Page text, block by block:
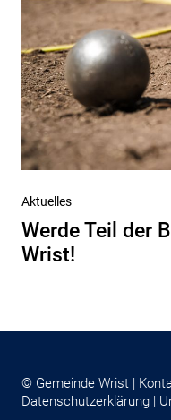
Nächster
Beitrag
Aktuelles
Werde Teil der
Wrist!
© Gemeinde Wrist |
Datenschutzerklärung |